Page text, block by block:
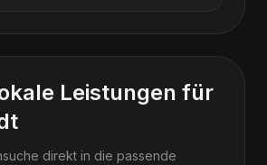
Leistungen für
direkt in die passende